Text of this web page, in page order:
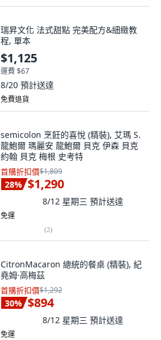
瑞昇文化 法式甜點 完美配方&細緻教
程, 單本
$1,125
運費 $67
8/20 預計送達
免費退貨
semicolon 烹飪的喜悅 (精裝), 艾瑪 S.
龍鮑爾 瑪麗安 龍鮑爾 貝克 伊森 貝克
約翰 貝克 梅根 史考特
首購折扣價$1,809
28% $1,290
8/12 星期三 預計送達
免運
(2)
CitronMacaron 總統的餐桌 (精裝), 紀
堯姆·高梅茲
首購折扣價$1,292
30% $894
8/12 星期三 預計送達
免運